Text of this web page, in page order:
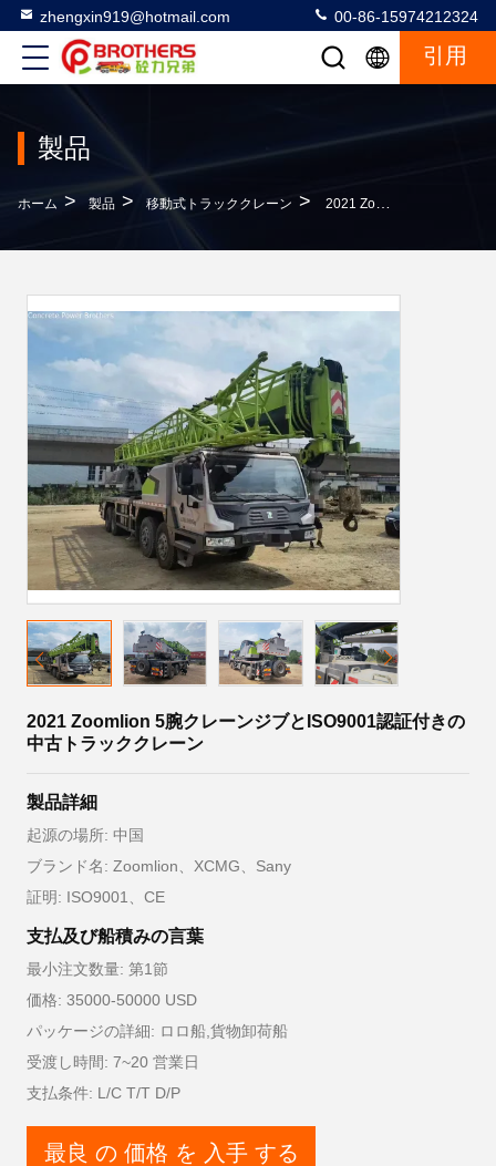
zhengxin919@hotmail.com 00-86-15974212324
引用
製品
ホーム > 製品 > 移動式トラッククレーン > 2021 Zoomlion 5腕クレーンジブとISO9001認証付きの中古トラッククレーン
2021 Zoomlion 5腕クレーンジブとISO9001認証付きの
中古トラッククレーン
製品詳細
起源の場所: 中国
ブランド名: Zoomlion、XCMG、Sany
証明: ISO9001、CE
支払及び船積みの言葉
最小注文数量: 第1節
価格: 35000-50000 USD
パッケージの詳細: ロロ船,貨物卸荷船
受渡し時間: 7~20 営業日
支払条件: L/C T/T D/P
最良 の 価格 を 入手 する